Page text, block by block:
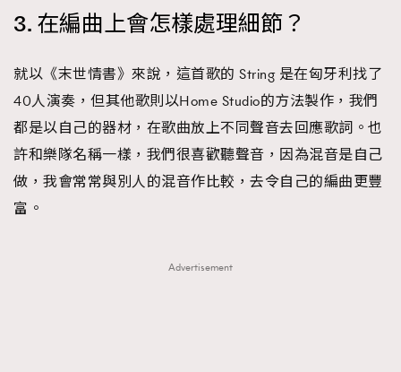
3. 在編曲上會怎樣處理細節？
就以《末世情書》來說，這首歌的 String 是在匈牙利找了
40人演奏，但其他歌則以Home Studio的方法製作，我們
都是以自己的器材，在歌曲放上不同聲音去回應歌詞。也
許和樂隊名稱一樣，我們很喜歡聽聲音，因為混音是自己
做，我會常常與別人的混音作比較，去令自己的編曲更豐
富。
Advertisement